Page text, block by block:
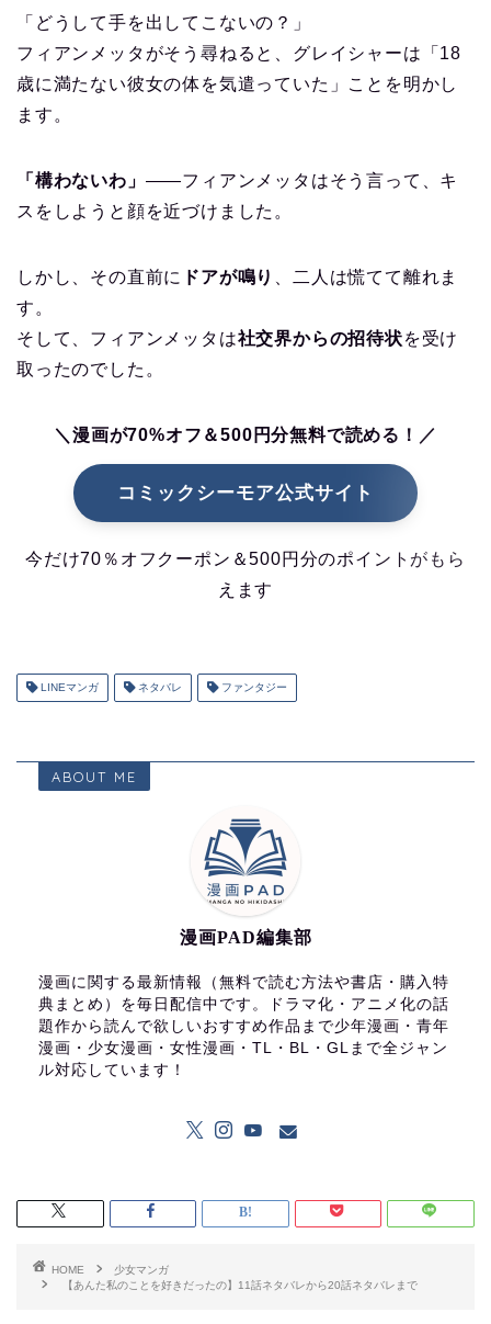
「どうして手を出してこないの？」
フィアンメッタがそう尋ねると、グレイシャーは「18
歳に満たない彼女の体を気遣っていた」ことを明かし
ます。
「構わないわ」 ――フィアンメッタはそう言って、キ
スをしようと顔を近づけました。
しかし、その直前に ドアが鳴り 、二人は慌てて離れま
す。
そして、フィアンメッタは社交界からの招待状を受け
取ったのでした。
＼漫画が70%オフ＆500円分無料で読める！／
コミックシーモア公式サイト
今だけ70％オフクーポン＆500円分のポイントがもら
えます
LINEマンガ ネタバレ ファンタジー
ABOUT ME
漫画PAD編集部
漫画に関する最新情報（無料で読む方法や書店・購入特
典まとめ）を毎日配信中です。ドラマ化・アニメ化の話
題作から読んで欲しいおすすめ作品まで少年漫画・青年
漫画・少女漫画・女性漫画・TL・BL・GLまで全ジャン
ル対応しています！
HOME
少女マンガ
【あんた私のことを好きだったの】11話ネタバレから20話ネタバレまで